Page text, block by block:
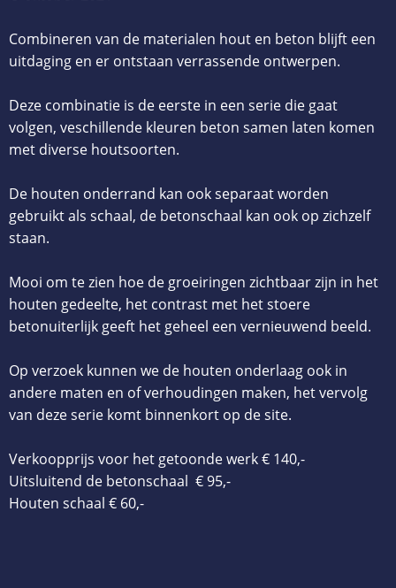
Combineren van de materialen hout en beton blijft een
uitdaging en er ontstaan verrassende ontwerpen.
Deze combinatie is de eerste in een serie die gaat
volgen, veschillende kleuren beton samen laten komen
met diverse houtsoorten.
De houten onderrand kan ook separaat worden
gebruikt als schaal, de betonschaal kan ook op zichzelf
staan.
Mooi om te zien hoe de groeiringen zichtbaar zijn in het
houten gedeelte, het contrast met het stoere
betonuiterlijk geeft het geheel een vernieuwend beeld.
Op verzoek kunnen we de houten onderlaag ook in
andere maten en of verhoudingen maken, het vervolg
van deze serie komt binnenkort op de site.
Verkoopprijs voor het getoonde werk € 140,-
Uitsluitend de betonschaal € 95,-
Houten schaal € 60,-